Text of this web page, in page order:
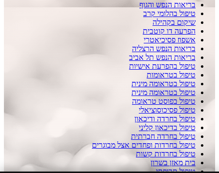
בריאות הנפש והגוף
טיפול בהלומי קרב
שיקום בקהילה
הפרעה דו קוטבית
אשפוז פסיכיאטרי
בריאות הנפש הרצליה
בריאות הנפש תל אביב
טיפול בהפרעת אישיות
טיפול בטראומות
טיפול בטראומה מינית
טיפול בטראומה מינית
טיפול בפוסט טראומה
טיפול פסיכוסוציאלי
טיפול בחרדה ודיכאון
טיפול בדיכאון קליני
טיפול בחרדה חברתית
טיפול בחרדות ופחדים אצל מבוגרים
טיפול בחרדות קשות
בית מאזן בשרון
טיפול תרופתי